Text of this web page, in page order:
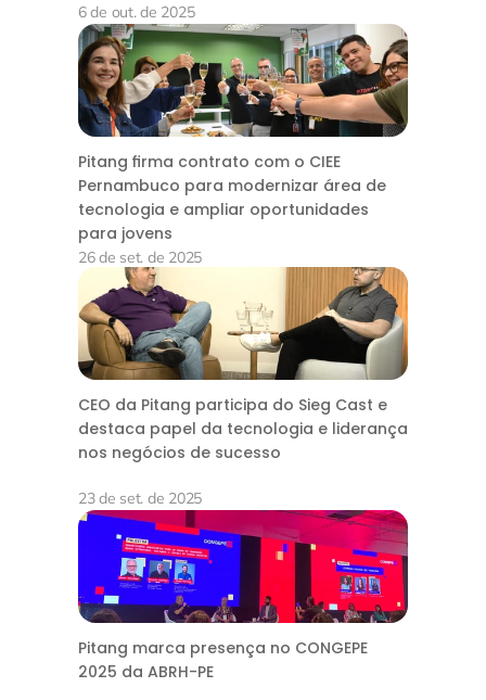
6 de out. de 2025
Pitang firma contrato com o CIEE
Pernambuco para modernizar área de
tecnologia e ampliar oportunidades
para jovens
26 de set. de 2025
CEO da Pitang participa do Sieg Cast e
destaca papel da tecnologia e liderança
nos negócios de sucesso
23 de set. de 2025
Pitang marca presença no CONGEPE
2025 da ABRH-PE